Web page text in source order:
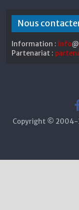
Nous
Information : info@
Partenariat :
Copyright © 2004-